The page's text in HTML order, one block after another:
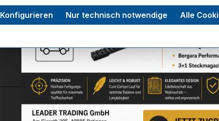
Service-Hotline
Nur technisch notwendige
Konfigurieren Alle